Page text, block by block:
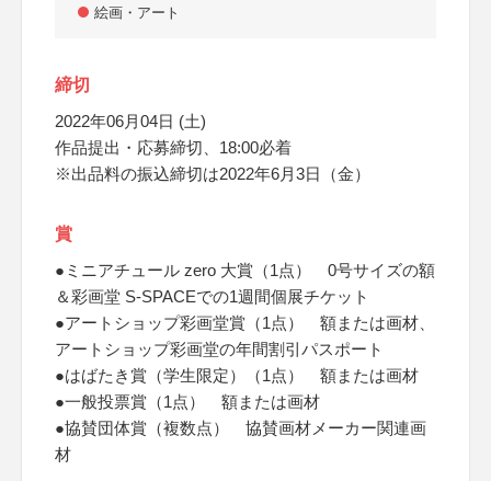
絵画・アート
締切
2022年06月04日 (土)
作品提出・応募締切、18:00必着
※出品料の振込締切は2022年6月3日（金）
賞
●ミニアチュール zero 大賞（1点） 0号サイズの額
＆彩画堂 S-SPACEでの1週間個展チケット
●アートショップ彩画堂賞（1点） 額または画材、
アートショップ彩画堂の年間割引パスポート
●はばたき賞（学生限定）（1点） 額または画材
●一般投票賞（1点） 額または画材
●協賛団体賞（複数点） 協賛画材メーカー関連画
材